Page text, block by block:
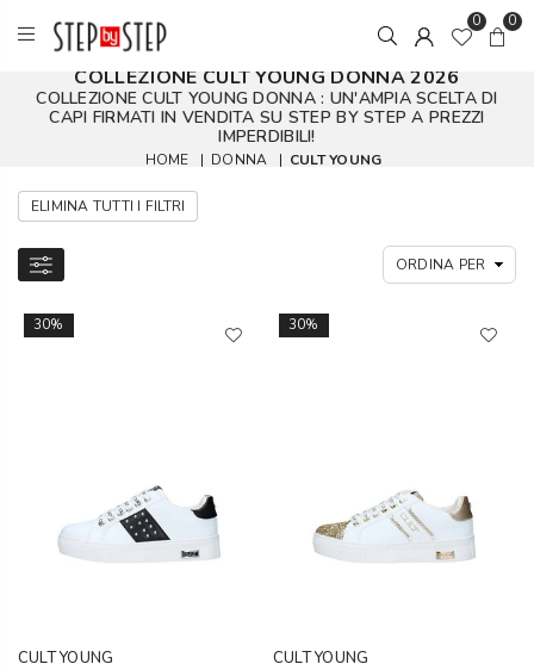
0 0
COLLEZIONE CULT YOUNG DONNA 2026
COLLEZIONE CULT YOUNG DONNA : UN'AMPIA SCELTA DI
CAPI FIRMATI IN VENDITA SU STEP BY STEP A PREZZI
IMPERDIBILI!
HOME | DONNA | CULT YOUNG
ELIMINA TUTTI I FILTRI
30%
CULT YOUNG
30%
CULT YOUNG